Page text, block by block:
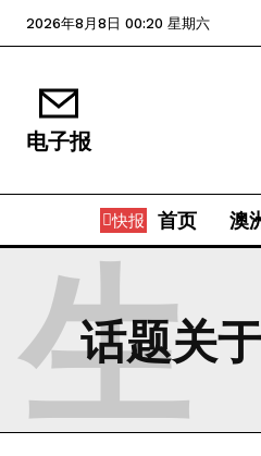
2026年8月8日 00:20 星期六
电子报
快报 首页 澳
话题关
生